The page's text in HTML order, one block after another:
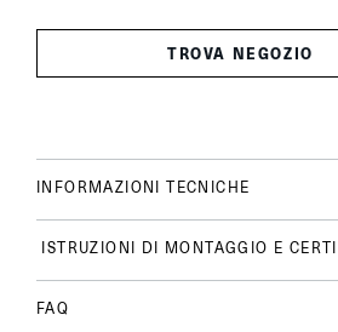
TROVA NEGOZIO
INFORMAZIONI TECNICHE
ISTRUZIONI DI MONTAGGIO E
FAQ